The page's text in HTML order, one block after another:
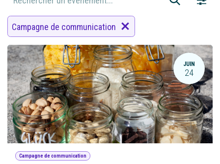
Campagne de communication
JUIN
24
Campagne de communication